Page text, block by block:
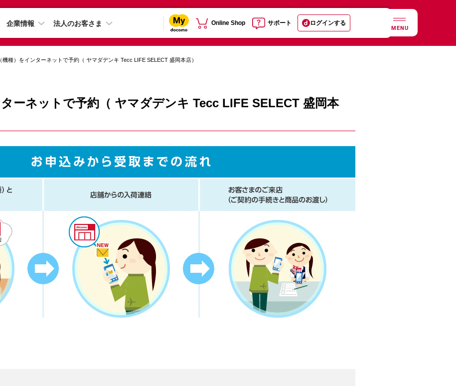
企業情報 法人のお客さま Online Shop サポート ログインする
MENU
機種）をインターネットで予約（ ヤマダデンキ Tecc LIFE SELECT 盛岡本店）
ーネットで予約（ ヤマダデンキ Tecc LIFE SELECT 盛岡本